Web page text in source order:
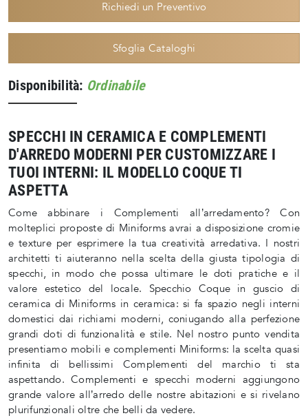
Richiedi un Preventivo
Sfoglia Cataloghi
Disponibilità: Ordinabile
SPECCHI IN CERAMICA E COMPLEMENTI
D'ARREDO MODERNI PER CUSTOMIZZARE I
TUOI INTERNI: IL MODELLO COQUE TI
ASPETTA
Come abbinare i Complementi all’arredamento? Con
molteplici proposte di Miniforms avrai a disposizione cromie
e texture per esprimere la tua creatività arredativa. I nostri
architetti ti aiuteranno nella scelta della giusta tipologia di
specchi, in modo che possa ultimare le doti pratiche e il
valore estetico del locale. Specchio Coque in guscio di
ceramica di Miniforms in ceramica: si fa spazio negli interni
domestici dai richiami moderni, coniugando alla perfezione
grandi doti di funzionalità e stile. Nel nostro punto vendita
presentiamo mobili e complementi Miniforms: la scelta quasi
infinita di bellissimi Complementi del marchio ti sta
aspettando. Complementi e specchi moderni aggiungono
grande valore all’arredo delle nostre abitazioni e si rivelano
plurifunzionali oltre che belli da vedere.